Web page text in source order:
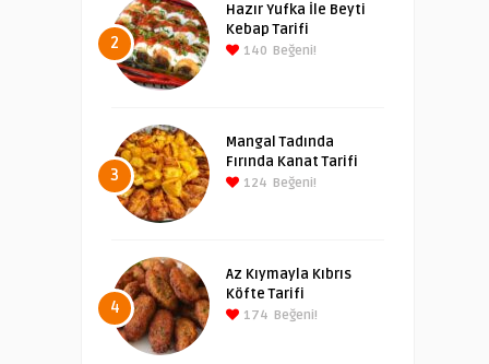
2
Hazır Yufka İle Beyti
Kebap Tarifi
140 Beğeni!
3
Mangal Tadında
Fırında Kanat Tarifi
124 Beğeni!
4
Az Kıymayla Kıbrıs
Köfte Tarifi
174 Beğeni!